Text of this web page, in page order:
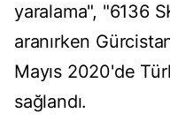
yaralama", "6136
aranırken
Mayıs 2020'de
sağlandı.